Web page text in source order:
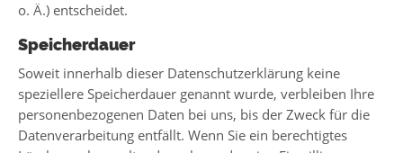
o. Ä.) entscheidet.
Speicherdauer
Soweit innerhalb dieser Datenschutzerklärung keine
speziellere Speicherdauer genannt wurde, verbleiben Ihre
personenbezogenen Daten bei uns, bis der Zweck für die
Datenverarbeitung entfällt. Wenn Sie ein berechtigtes